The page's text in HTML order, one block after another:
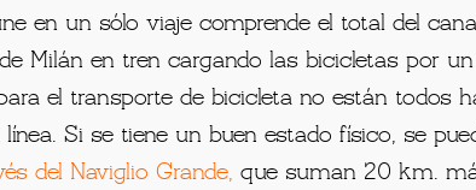
once cuencas. Tiene cinco puentes que
de la irrigación. Todo este sistema fue
de Milán, trabajando al servicio de los Sforza
en un sólo viaje comprende el total del